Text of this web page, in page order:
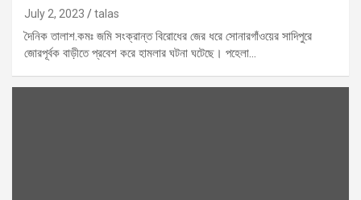
July 2, 2023 talas
দৈনিক তালাশ.কমঃ জমি সংক্রান্ত বিরোধের জের ধরে সোনারগাঁওয়ের সাদিপুরে
জোরপূর্বক বাড়ীতে প্রবেশ করে হামলার ঘটনা ঘটেছে। পহেলা…